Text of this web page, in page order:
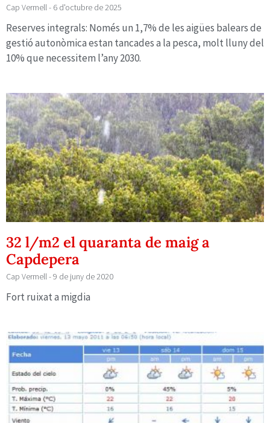
Cap Vermell 6 d'octubre de 2025
Reserves integrals: Només un 1,7% de les aigües balears de
gestió autonòmica estan tancades a la pesca, molt lluny del
10% que necessitem l’any 2030.
32 l/m2 el quaranta de maig a
Capdepera
Cap Vermell 9 de juny de 2020
Fort ruixat a migdia